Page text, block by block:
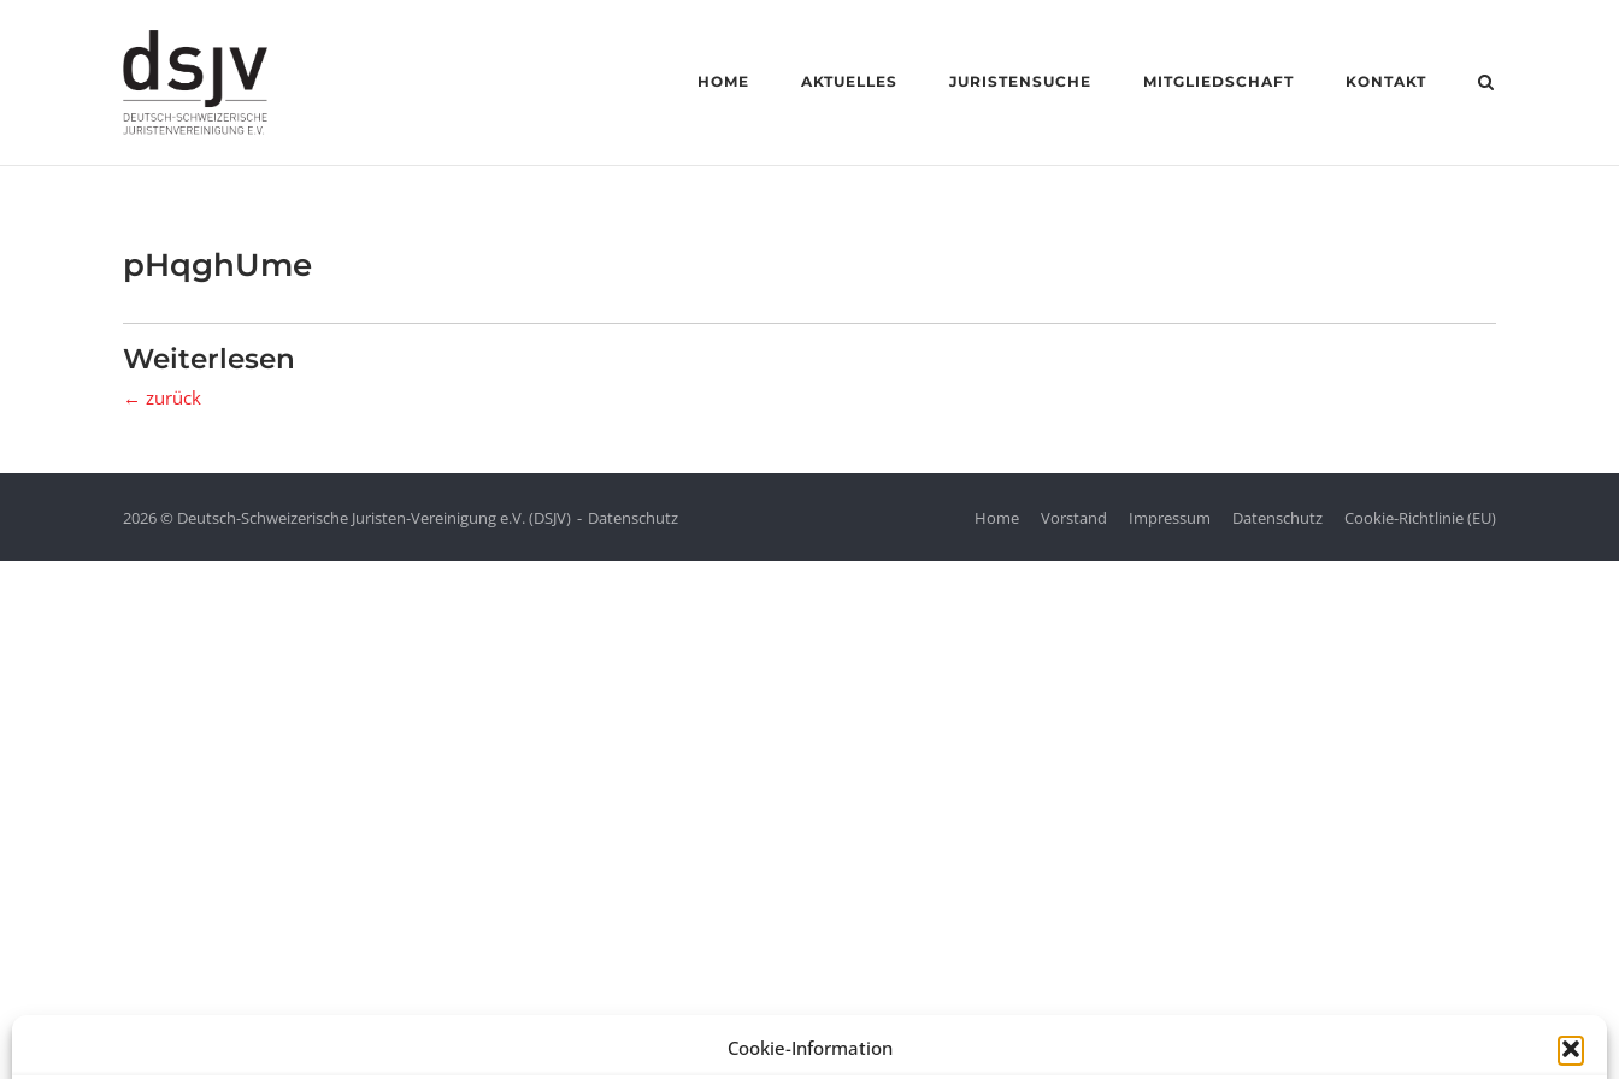
Cookie-Information
HOME AKTUELLES JURISTENSUCHE MITGLIEDSCHAFT KONTAKT
pHqghUme
Weiterlesen
← zurück
2026 © Deutsch-Schweizerische Juristen-Vereinigung e.V. (DSJV) Datenschutz Home Vorstand Impressum Datenschutz Cookie-Richtlinie (EU)